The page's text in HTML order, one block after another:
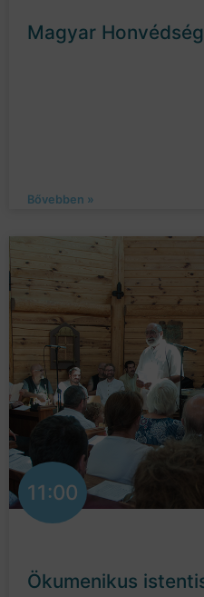
Magyar
Bővebben »
11:00
Ökumenikus